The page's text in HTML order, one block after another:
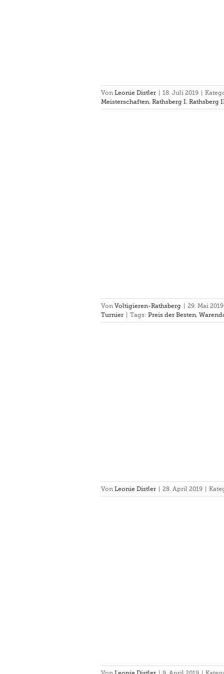
Von Leonie Distler | 18. Juli 2019 |
Meisterschaften, Rathsberg I, Rathsberg
Von Voltigieren-Rathsberg | 29. Mai 2019
Turnier | Tags: Preis der Besten,
Von Leonie Distler | 28. April 2019 |